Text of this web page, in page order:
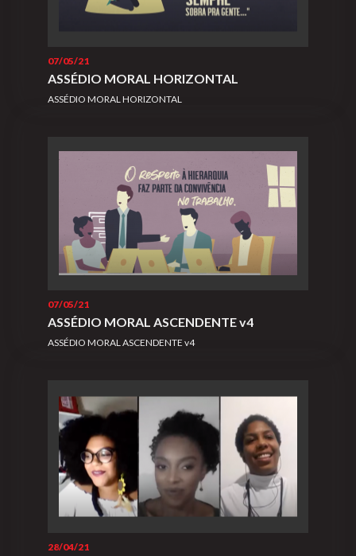
07/05/21
ASSÉDIO MORAL HORIZONTAL
ASSÉDIO MORAL HORIZONTAL
07/05/21
ASSÉDIO MORAL ASCENDENTE v4
ASSÉDIO MORAL ASCENDENTE v4
28/04/21